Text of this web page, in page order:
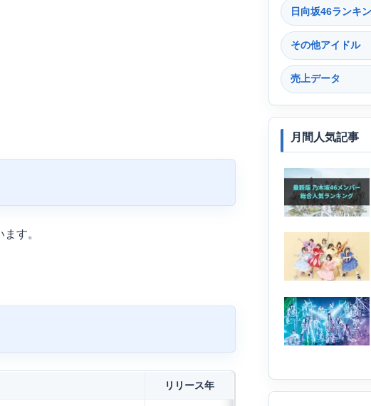
す。
リリース年
日向坂46ランキ
その他アイドル
売上データ
月間人気記事